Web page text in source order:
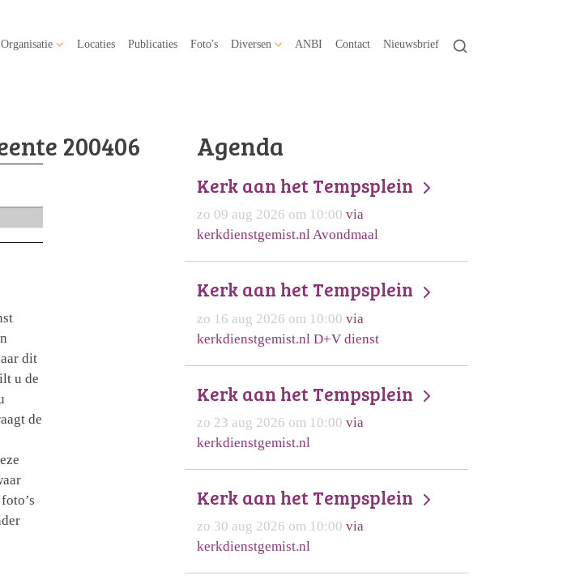
Organisatie Locaties Publicaties Foto's Diversen ANBI Contact Nieuwsbrief
200406
dit
u de
de
Agenda
Kerk aan het Tempsplein
zo 09 aug 2026 om 10:00 via
kerkdienstgemist.nl Avondmaal
Kerk aan het Tempsplein
zo 16 aug 2026 om 10:00 via
kerkdienstgemist.nl D+V dienst
Kerk aan het Tempsplein
zo 23 aug 2026 om 10:00 via
kerkdienstgemist.nl
Kerk aan het Tempsplein
zo 30 aug 2026 om 10:00 via
kerkdienstgemist.nl